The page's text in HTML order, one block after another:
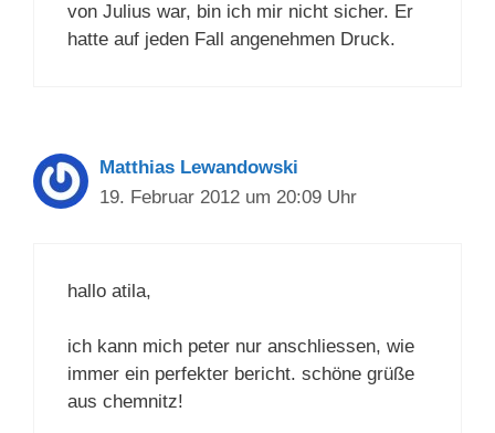
von Julius war, bin ich mir nicht sicher. Er
hatte auf jeden Fall angenehmen Druck.
Matthias Lewandowski
19. Februar 2012 um 20:09 Uhr
hallo atila,
ich kann mich peter nur anschliessen, wie
immer ein perfekter bericht. schöne grüße
aus chemnitz!